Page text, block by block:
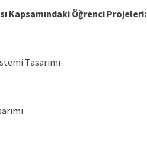
Kapsamındaki Öğrenci Projeleri:
Tasarımı